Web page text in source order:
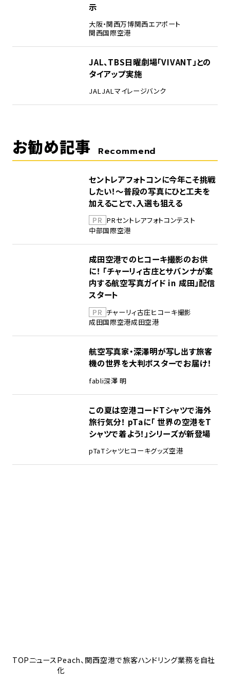
示
大阪・関西万博関西エアポート
関西国際空港
JAL、TBS日曜劇場「VIVANT」との
タイアップ実施
JALJALマイレージバンク
お勧め記事 Recommend
セントレアフォトコンに今年こそ挑戦
したい！～普段の写真にひと工夫を
加えることで、入選も狙える
PR PRセントレアフォトコンテスト
中部国際空港
成田空港でのヒコーキ撮影のお供
に！ 「チャーリィ古庄とサバンナが案
内する航空写真ガイド in 成田」配信
スタート
PR チャーリィ古庄ヒコーキ撮影
成田国際空港成田空港
航空写真家・深澤明が写し出す旅客
機の世界を大判ポスターでお届け！
fabli深澤 明
この夏は空港コードTシャツで海外
旅行気分！ pTaに「 世界の空港をT
シャツで着よう！」シリーズが新登場
pTaTシャツヒコーキグッズ空港
TOPニュースPeach、関西空港で旅客ハンドリング業務を自社
化